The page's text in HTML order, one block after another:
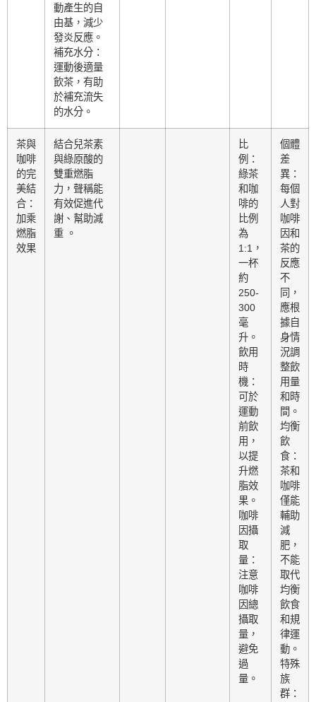
動產生的自
由基，減少
發炎反應。
補充水分：
運動後適量
飲茶，有助
於補充流失
的水分。
茶與
咖啡
的完
美結
合：
加乘
燃脂
效果
結合兒茶素
與綠原酸的
雙重燃脂
力，聲稱能
有效促進代
謝、幫助減
重 。
比
例：
綠茶
和咖
啡的
比例
為
1:1，
一杯
約
250-
300
毫
升。
飲用
時
機：
可於
運動
前飲
用，
以提
升燃
脂效
果。
咖啡
因攝
取
量：
注意
咖啡
因總
攝取
量，
避免
過
量。
個體
差
異：
每個
人對
咖啡
因和
茶的
反應
不
同，
應根
據自
身情
況調
整飲
用量
和時
間。
均衡
飲
食：
茶和
咖啡
僅能
輔助
減
肥，
不能
取代
均衡
飲食
和規
律運
動。
特殊
族
群：